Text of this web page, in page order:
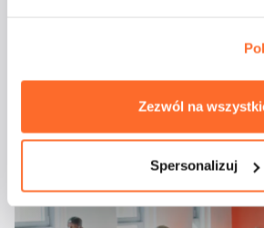
Zezwól na
Spersonalizuj
Studenci ATA na
majówkowym